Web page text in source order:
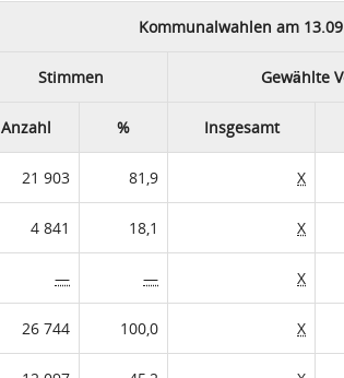
Kommunalwahlen am
Stimmen Gewählte
Anzahl % Insgesamt
21 903 81,9 X
4 841 18,1 X
— — X
26 744 100,0 X